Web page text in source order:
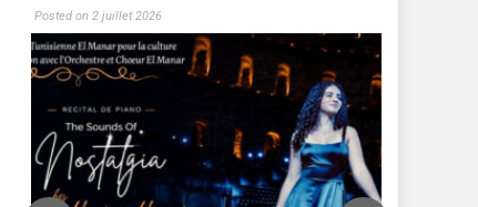
Posted on 2 juillet 2026